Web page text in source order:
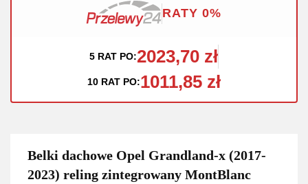
RATY 0%
5 RAT PO:2023,70 zł
10 RAT PO:1011,85 zł
Belki dachowe Opel Grandland-x (2017-
2023) reling zintegrowany MontBlanc